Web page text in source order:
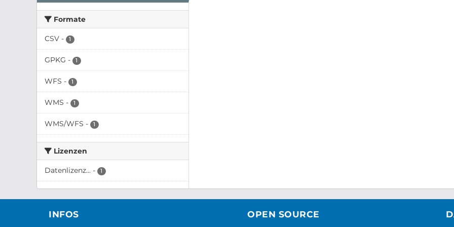
Formate
CSV - 1
GPKG - 1
WFS - 1
WMS - 1
WMS/WFS - 1
Lizenzen
Datenlizenz... - 1
INFOS OPEN SOURCE